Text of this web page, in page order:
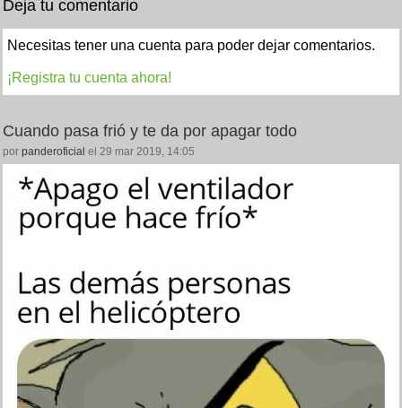
Deja tu comentario
Necesitas tener una cuenta para poder dejar comentarios.
¡Registra tu cuenta ahora!
Cuando pasa frió y te da por apagar todo
por panderoficial el 29 mar 2019, 14:05